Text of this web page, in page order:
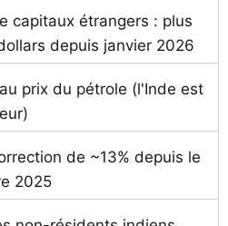
capitaux étrangers : plus
depuis janvier 2026
prix du pétrole (l'Inde est
de ~13% depuis le
2025